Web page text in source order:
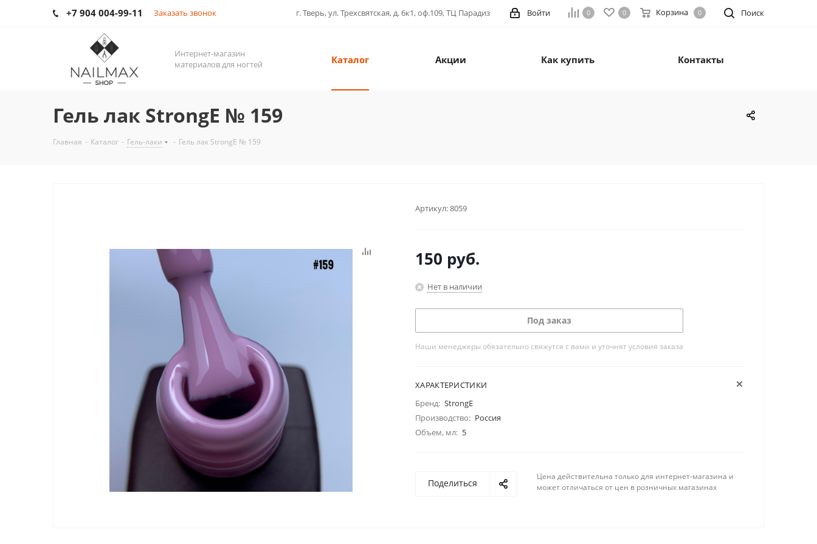
+7 904 004-99-11 Заказать звонок г. Тверь, ул. Трехсвятская, д. 6к1, оф.109, ТЦ Парадиз Поиск
0 0 Корзина 0
Войти
Интернет-магазин
материалов для ногтей
Каталог Акции Как купить Контакты
Гель лак StrongE № 159
Главная - Каталог - Гель-лаки - Гель лак StrongE № 159
Артикул:8059
150 руб.
Нет в наличии
Под заказ
Наши менеджеры обязательно свяжутся с вами и уточнят условия заказа
ХАРАКТЕРИСТИКИ
Бренд: StrongE
Производство: Россия
Объем, мл: 5
Поделиться
Цена действительна только для интернет-магазина и
может отличаться от цен в розничных магазинах